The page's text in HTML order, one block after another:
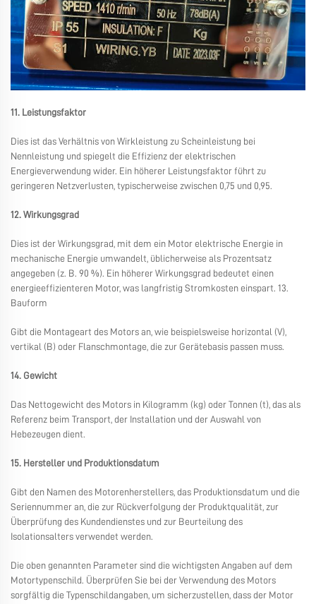
11. Leistungsfaktor
Dies ist das Verhältnis von Wirkleistung zu Scheinleistung bei
Nennleistung und spiegelt die Effizienz der elektrischen
Energieverwendung wider. Ein höherer Leistungsfaktor führt zu
geringeren Netzverlusten, typischerweise zwischen 0,75 und 0,95.
12. Wirkungsgrad
Dies ist der Wirkungsgrad, mit dem ein Motor elektrische Energie in
mechanische Energie umwandelt, üblicherweise als Prozentsatz
angegeben (z. B. 90 %). Ein höherer Wirkungsgrad bedeutet einen
energieeffizienteren Motor, was langfristig Stromkosten einspart. 13.
Bauform
Gibt die Montageart des Motors an, wie beispielsweise horizontal (V),
vertikal (B) oder Flanschmontage, die zur Gerätebasis passen muss.
14. Gewicht
Das Nettogewicht des Motors in Kilogramm (kg) oder Tonnen (t), das als
Referenz beim Transport, der Installation und der Auswahl von
Hebezeugen dient.
15. Hersteller und Produktionsdatum
Gibt den Namen des Motorenherstellers, das Produktionsdatum und die
Seriennummer an, die zur Rückverfolgung der Produktqualität, zur
Überprüfung des Kundendienstes und zur Beurteilung des
Isolationsalters verwendet werden.
Die oben genannten Parameter sind die wichtigsten Angaben auf dem
Motortypenschild. Überprüfen Sie bei der Verwendung des Motors
sorgfältig die Typenschildangaben, um sicherzustellen, dass der Motor